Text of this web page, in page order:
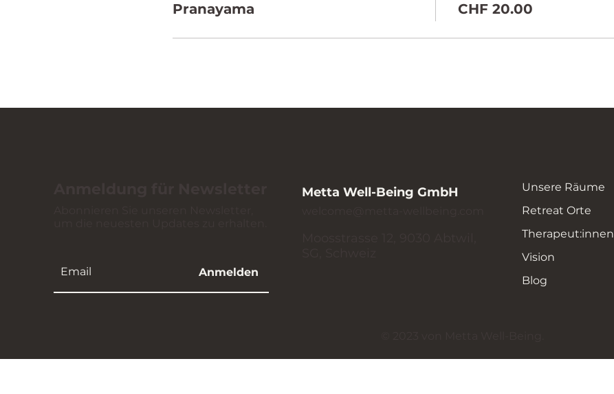
Pranayama CHF 20.00
Anmelden
Metta Well-Being GmbH
Unsere Räume
Retreat Orte
Therapeut:innen
Vision
Blog